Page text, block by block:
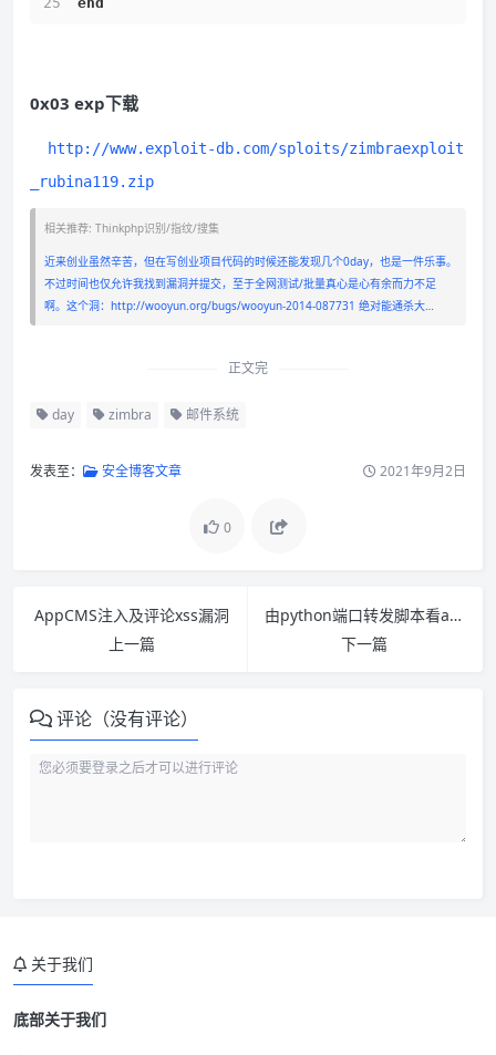
0x03 exp下载
http://www.exploit-db.com/sploits/zimbraexploit
_rubina119.zip
相关推荐: Thinkphp识别/指纹/搜集
近来创业虽然辛苦，但在写创业项目代码的时候还能发现几个0day，也是一件乐事。
不过时间也仅允许我找到漏洞并提交，至于全网测试/批量真心是心有余而力不足
啊。这个洞：http://wooyun.org/bugs/wooyun-2014-087731 绝对能通杀大…
正文完
day zimbra 邮件系统
发表至： 安全博客文章 2021年9月2日
0
AppCMS注入及评论xss漏洞
上一篇
由python端口转发脚本看asyncore模块
下一篇
评论（没有评论）
关于我们
底部关于我们